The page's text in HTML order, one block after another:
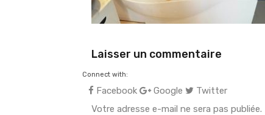
Laisser un commentaire
Connect with:
Facebook Google
Twitter
Votre adresse e-mail ne sera pas publiée.